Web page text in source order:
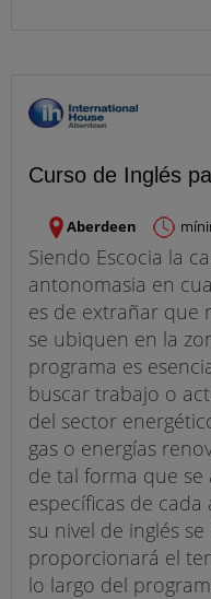
Curso de Inglés
Aberdeen
Siendo Escocia la
antonomasia en
es de extrañar que
se ubiquen en la
programa es
buscar trabajo o
del sector
gas o energías
de tal forma que se
específicas de
su nivel de inglés
proporcionará el
lo largo del